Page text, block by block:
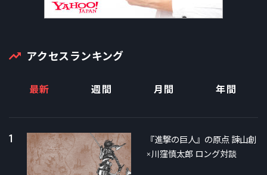
アクセスランキング
最新 週間 月間 年間
1
『進撃の巨人』の原点 諫山創
×川窪慎太郎 ロング対談